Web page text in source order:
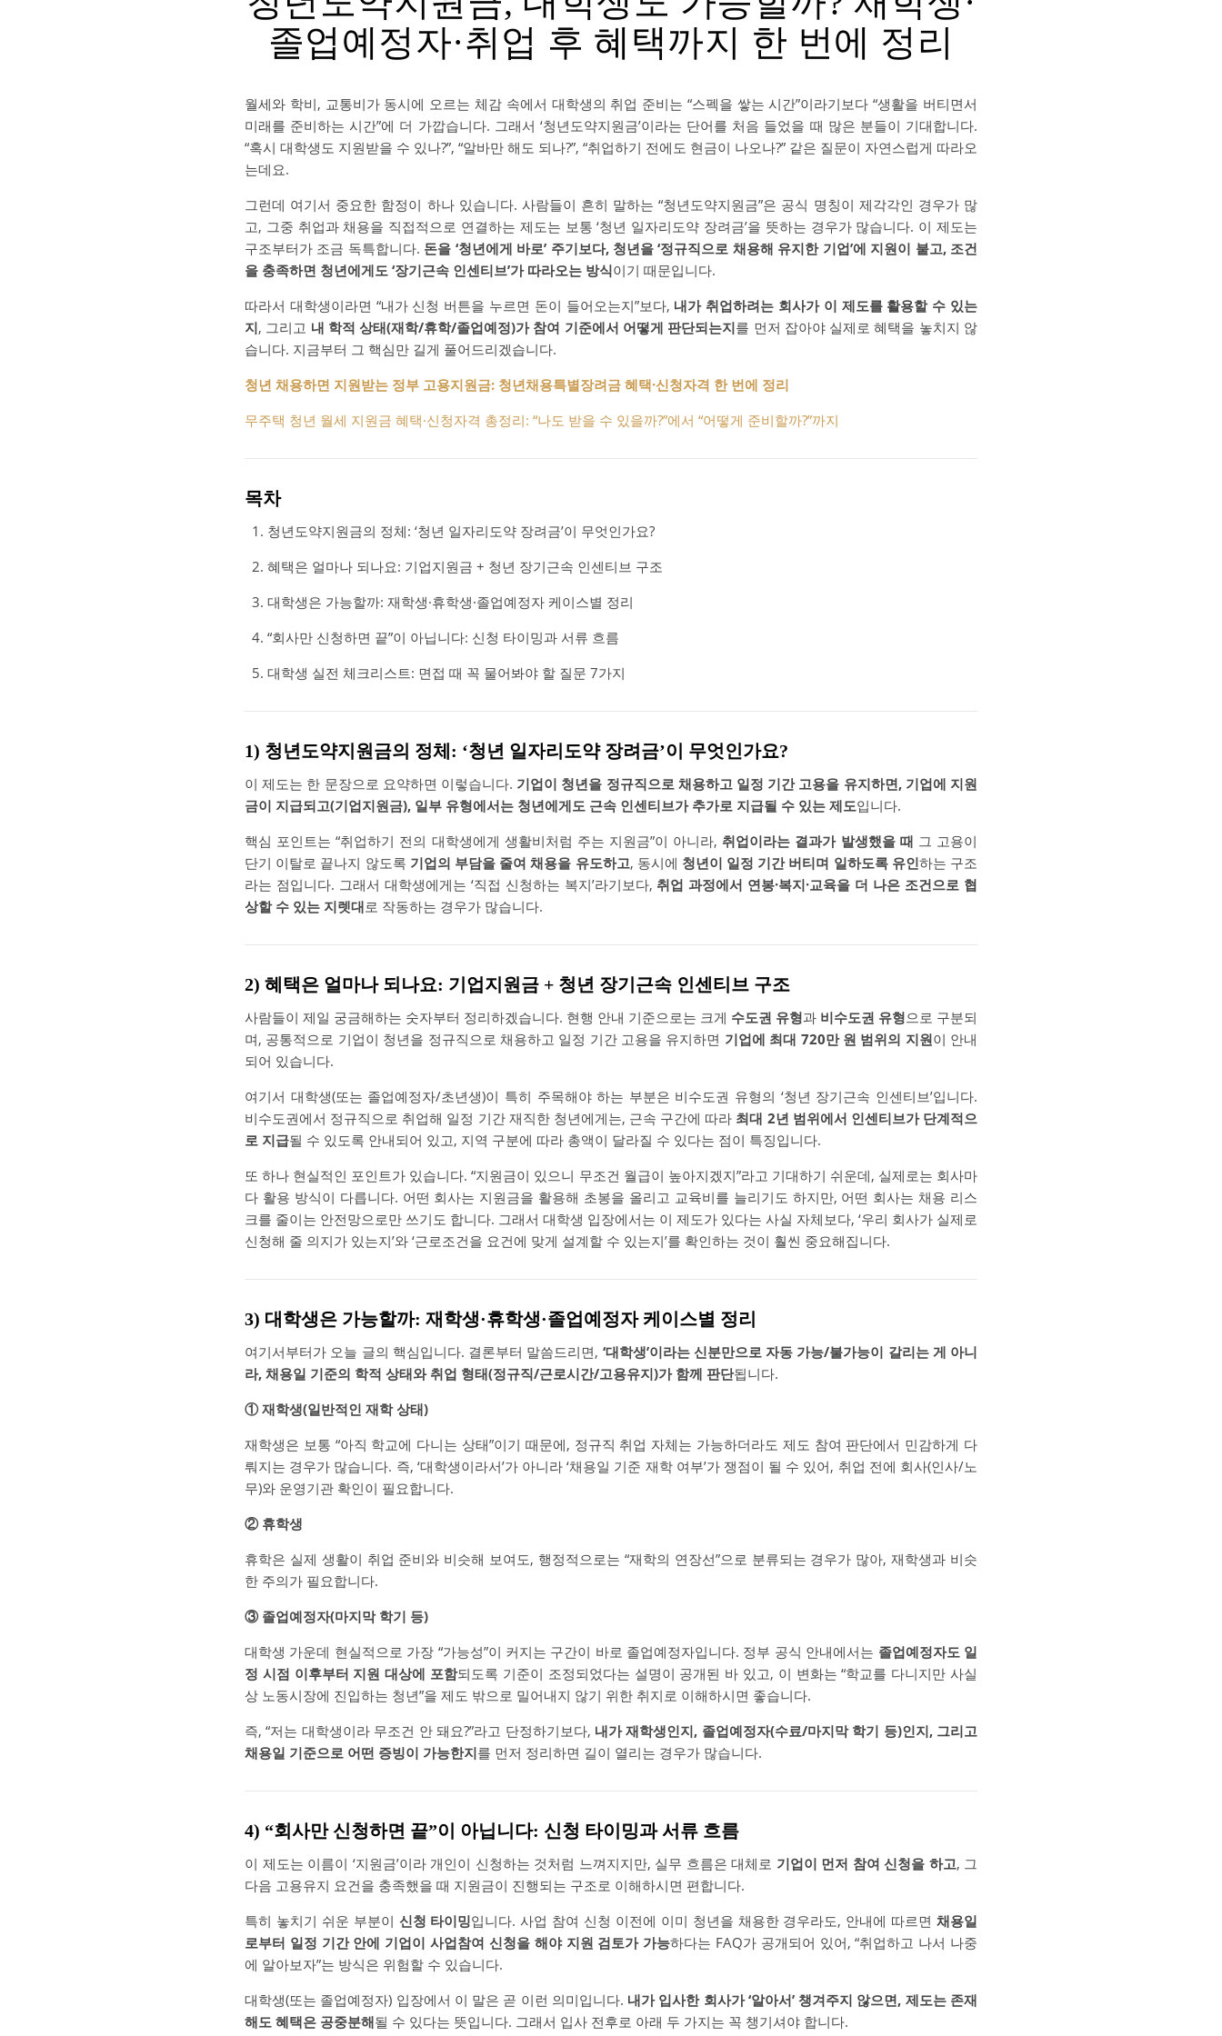
졸업예정자·취업 후 혜택까지 한 번에 정리
월세와 학비, 교통비가 동시에 오르는 체감 속에서 대학생의 취업 준비는 “스펙을 쌓는 시간”이라기보다 “생활을 버티면서
미래를 준비하는 시간”에 더 가깝습니다. 그래서 ‘청년도약지원금’이라는 단어를 처음 들었을 때 많은 분들이 기대합니다.
“혹시 대학생도 지원받을 수 있나?”, “알바만 해도 되나?”, “취업하기 전에도 현금이 나오나?” 같은 질문이 자연스럽게 따라오
는데요.
그런데 여기서 중요한 함정이 하나 있습니다. 사람들이 흔히 말하는 “청년도약지원금”은 공식 명칭이 제각각인 경우가 많
고, 그중 취업과 채용을 직접적으로 연결하는 제도는 보통 ‘청년 일자리도약 장려금’을 뜻하는 경우가 많습니다. 이 제도는
구조부터가 조금 독특합니다. 돈을 ‘청년에게 바로’ 주기보다, 청년을 ‘정규직으로 채용해 유지한 기업’에 지원이 붙고, 조건
을 충족하면 청년에게도 ‘장기근속 인센티브’가 따라오는 방식이기 때문입니다.
따라서 대학생이라면 “내가 신청 버튼을 누르면 돈이 들어오는지”보다, 내가 취업하려는 회사가 이 제도를 활용할 수 있는
지, 그리고 내 학적 상태(재학/휴학/졸업예정)가 참여 기준에서 어떻게 판단되는지를 먼저 잡아야 실제로 혜택을 놓치지 않
습니다. 지금부터 그 핵심만 길게 풀어드리겠습니다.
청년 채용하면 지원받는 정부 고용지원금: 청년채용특별장려금 혜택·신청자격 한 번에 정리
무주택 청년 월세 지원금 혜택·신청자격 총정리: “나도 받을 수 있을까?”에서 “어떻게 준비할까?”까지
목차
청년도약지원금의 정체: ‘청년 일자리도약 장려금’이 무엇인가요?
혜택은 얼마나 되나요: 기업지원금 + 청년 장기근속 인센티브 구조
대학생은 가능할까: 재학생·휴학생·졸업예정자 케이스별 정리
“회사만 신청하면 끝”이 아닙니다: 신청 타이밍과 서류 흐름
대학생 실전 체크리스트: 면접 때 꼭 물어봐야 할 질문 7가지
1) 청년도약지원금의 정체: ‘청년 일자리도약 장려금’이 무엇인가요?
이 제도는 한 문장으로 요약하면 이렇습니다. 기업이 청년을 정규직으로 채용하고 일정 기간 고용을 유지하면, 기업에 지원
금이 지급되고(기업지원금), 일부 유형에서는 청년에게도 근속 인센티브가 추가로 지급될 수 있는 제도입니다.
핵심 포인트는 “취업하기 전의 대학생에게 생활비처럼 주는 지원금”이 아니라, 취업이라는 결과가 발생했을 때 그 고용이
단기 이탈로 끝나지 않도록 기업의 부담을 줄여 채용을 유도하고, 동시에 청년이 일정 기간 버티며 일하도록 유인하는 구조
라는 점입니다. 그래서 대학생에게는 ‘직접 신청하는 복지’라기보다, 취업 과정에서 연봉·복지·교육을 더 나은 조건으로 협
상할 수 있는 지렛대로 작동하는 경우가 많습니다.
2) 혜택은 얼마나 되나요: 기업지원금 + 청년 장기근속 인센티브 구조
사람들이 제일 궁금해하는 숫자부터 정리하겠습니다. 현행 안내 기준으로는 크게 수도권 유형과 비수도권 유형으로 구분되
며, 공통적으로 기업이 청년을 정규직으로 채용하고 일정 기간 고용을 유지하면 기업에 최대 720만 원 범위의 지원이 안내
되어 있습니다.
여기서 대학생(또는 졸업예정자/초년생)이 특히 주목해야 하는 부분은 비수도권 유형의 ‘청년 장기근속 인센티브’입니다.
비수도권에서 정규직으로 취업해 일정 기간 재직한 청년에게는, 근속 구간에 따라 최대 2년 범위에서 인센티브가 단계적으
로 지급될 수 있도록 안내되어 있고, 지역 구분에 따라 총액이 달라질 수 있다는 점이 특징입니다.
또 하나 현실적인 포인트가 있습니다. “지원금이 있으니 무조건 월급이 높아지겠지”라고 기대하기 쉬운데, 실제로는 회사마
다 활용 방식이 다릅니다. 어떤 회사는 지원금을 활용해 초봉을 올리고 교육비를 늘리기도 하지만, 어떤 회사는 채용 리스
크를 줄이는 안전망으로만 쓰기도 합니다. 그래서 대학생 입장에서는 이 제도가 있다는 사실 자체보다, ‘우리 회사가 실제로
신청해 줄 의지가 있는지’와 ‘근로조건을 요건에 맞게 설계할 수 있는지’를 확인하는 것이 훨씬 중요해집니다.
3) 대학생은 가능할까: 재학생·휴학생·졸업예정자 케이스별 정리
여기서부터가 오늘 글의 핵심입니다. 결론부터 말씀드리면, ‘대학생’이라는 신분만으로 자동 가능/불가능이 갈리는 게 아니
라, 채용일 기준의 학적 상태와 취업 형태(정규직/근로시간/고용유지)가 함께 판단됩니다.
① 재학생(일반적인 재학 상태)
재학생은 보통 “아직 학교에 다니는 상태”이기 때문에, 정규직 취업 자체는 가능하더라도 제도 참여 판단에서 민감하게 다
뤄지는 경우가 많습니다. 즉, ‘대학생이라서’가 아니라 ‘채용일 기준 재학 여부’가 쟁점이 될 수 있어, 취업 전에 회사(인사/노
무)와 운영기관 확인이 필요합니다.
② 휴학생
휴학은 실제 생활이 취업 준비와 비슷해 보여도, 행정적으로는 “재학의 연장선”으로 분류되는 경우가 많아, 재학생과 비슷
한 주의가 필요합니다.
③ 졸업예정자(마지막 학기 등)
대학생 가운데 현실적으로 가장 “가능성”이 커지는 구간이 바로 졸업예정자입니다. 정부 공식 안내에서는 졸업예정자도 일
정 시점 이후부터 지원 대상에 포함되도록 기준이 조정되었다는 설명이 공개된 바 있고, 이 변화는 “학교를 다니지만 사실
상 노동시장에 진입하는 청년”을 제도 밖으로 밀어내지 않기 위한 취지로 이해하시면 좋습니다.
즉, “저는 대학생이라 무조건 안 돼요?”라고 단정하기보다, 내가 재학생인지, 졸업예정자(수료/마지막 학기 등)인지, 그리고
채용일 기준으로 어떤 증빙이 가능한지를 먼저 정리하면 길이 열리는 경우가 많습니다.
4) “회사만 신청하면 끝”이 아닙니다: 신청 타이밍과 서류 흐름
이 제도는 이름이 ‘지원금’이라 개인이 신청하는 것처럼 느껴지지만, 실무 흐름은 대체로 기업이 먼저 참여 신청을 하고, 그
다음 고용유지 요건을 충족했을 때 지원금이 진행되는 구조로 이해하시면 편합니다.
특히 놓치기 쉬운 부분이 신청 타이밍입니다. 사업 참여 신청 이전에 이미 청년을 채용한 경우라도, 안내에 따르면 채용일
로부터 일정 기간 안에 기업이 사업참여 신청을 해야 지원 검토가 가능하다는 FAQ가 공개되어 있어, “취업하고 나서 나중
에 알아보자”는 방식은 위험할 수 있습니다.
대학생(또는 졸업예정자) 입장에서 이 말은 곧 이런 의미입니다. 내가 입사한 회사가 ‘알아서’ 챙겨주지 않으면, 제도는 존재
해도 혜택은 공중분해될 수 있다는 뜻입니다. 그래서 입사 전후로 아래 두 가지는 꼭 챙기셔야 합니다.